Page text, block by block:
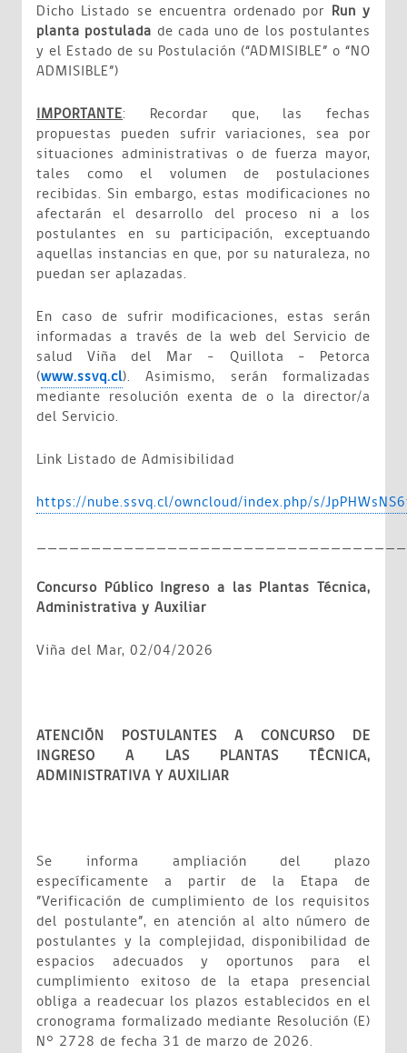
Dicho Listado se encuentra ordenado por Run y
planta postulada de cada uno de los postulantes
y el Estado de su Postulación (“ADMISIBLE” o “NO
ADMISIBLE”)
IMPORTANTE: Recordar que, las fechas
propuestas pueden sufrir variaciones, sea por
situaciones administrativas o de fuerza mayor,
tales como el volumen de postulaciones
recibidas. Sin embargo, estas modificaciones no
afectarán el desarrollo del proceso ni a los
postulantes en su participación, exceptuando
aquellas instancias en que, por su naturaleza, no
puedan ser aplazadas.
En caso de sufrir modificaciones, estas serán
informadas a través de la web del Servicio de
salud Viña del Mar – Quillota - Petorca
(www.ssvq.cl). Asimismo, serán formalizadas
mediante resolución exenta de o la director/a
del Servicio.
Link Listado de Admisibilidad
https://nube.ssvq.cl/owncloud/index.php/s/
Concurso Público Ingreso a las Plantas Técnica,
Administrativa y Auxiliar
Viña del Mar, 02/04/2026
ATENCIÓN POSTULANTES A CONCURSO DE
INGRESO A LAS PLANTAS TÉCNICA,
ADMINISTRATIVA Y AUXILIAR
Se informa ampliación del plazo
específicamente a partir de la Etapa de
”Verificación de cumplimiento de los requisitos
del postulante”, en atención al alto número de
postulantes y la complejidad, disponibilidad de
espacios adecuados y oportunos para el
cumplimiento exitoso de la etapa presencial
obliga a readecuar los plazos establecidos en el
cronograma formalizado mediante Resolución (E)
N° 2728 de fecha 31 de marzo de 2026.